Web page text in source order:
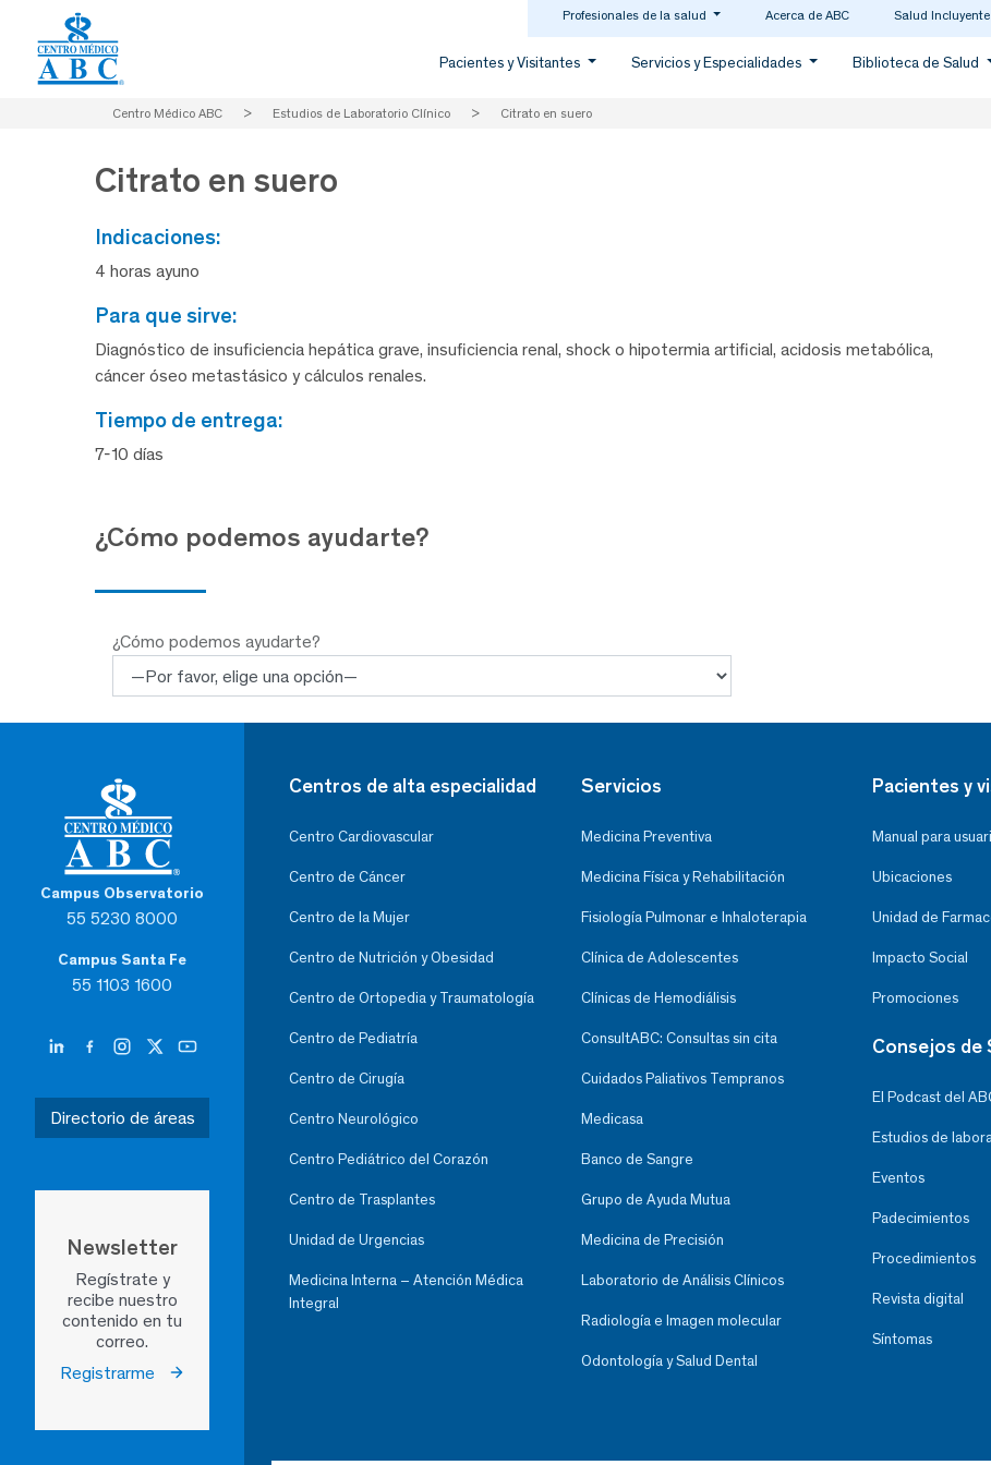
Profesionales de la salud Acerca de ABC Salud Incluyente
Pacientes y Visitantes Servicios y Especialidades Biblioteca de Salud
Centro Médico ABC > Estudios de Laboratorio Clínico > Citrato en suero
Citrato en suero
indicaciones:
4 horas ayuno
para que sirve:
Diagnóstico de insuficiencia hepática grave, insuficiencia renal, shock o hipotermia artificial, acidosis metabólica,
cáncer óseo metastásico y cálculos renales.
tiempo de entrega:
7-10 días
¿Cómo podemos ayudarte?
¿Cómo podemos ayudarte?
Campus Observatorio
55 5230 8000
Campus Santa Fe
55 1103 1600
Directorio de áreas
Newsletter
Regístrate y
recibe nuestro
contenido en tu
correo.
Registrarme
Centros de alta especialidad
Centro Cardiovascular
Centro de Cáncer
Centro de la Mujer
Centro de Nutrición y Obesidad
Centro de Ortopedia y Traumatología
Centro de Pediatría
Centro de Cirugía
Centro Neurológico
Centro Pediátrico del Corazón
Centro de Trasplantes
Unidad de Urgencias
Medicina Interna – Atención Médica
Integral
Servicios
Medicina Preventiva
Medicina Física y Rehabilitación
Fisiología Pulmonar e Inhaloterapia
Clínica de Adolescentes
Clínicas de Hemodiálisis
ConsultABC: Consultas sin cita
Cuidados Paliativos Tempranos
Medicasa
Banco de Sangre
Grupo de Ayuda Mutua
Medicina de Precisión
Laboratorio de Análisis Clínicos
Radiología e Imagen molecular
Odontología y Salud Dental
Pacientes y
Manual para
Ubicaciones
Unidad de
Impacto Social
Promociones
Consejos de
El Podcast del
Estudios de
Eventos
Padecimientos
Procedimientos
Revista digital
Síntomas